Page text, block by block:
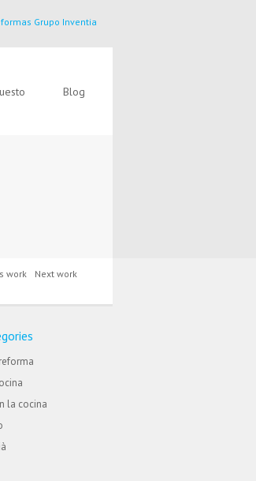
Grupo Inventia
Blog
work Next work
la cocina